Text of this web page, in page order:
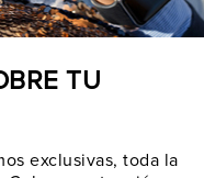
TU
exclusivas, toda la